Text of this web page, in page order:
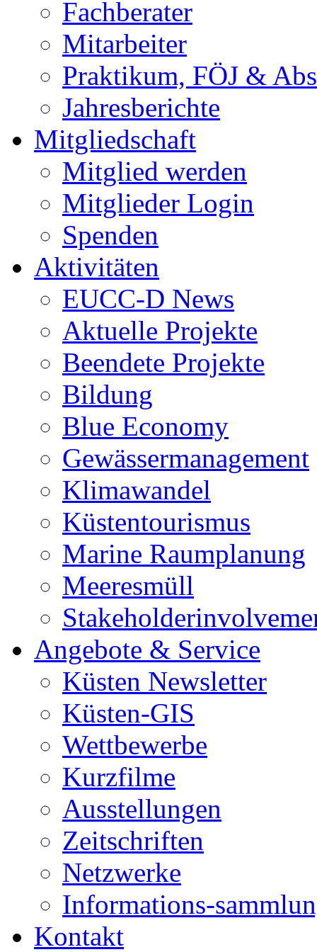
Fachberater
Mitarbeiter
Praktikum, FÖJ &
Jahresberichte
Mitgliedschaft
Mitglied werden
Mitglieder Login
Spenden
Aktivitäten
EUCC-D News
Aktuelle Projekte
Beendete Projekte
Bildung
Blue Economy
Gewässermanagement
Klimawandel
Küstentourismus
Marine Raumplanung
Meeresmüll
Angebote & Service
Küsten Newsletter
Küsten-GIS
Wettbewerbe
Kurzfilme
Ausstellungen
Zeitschriften
Netzwerke
Informations-
Kontakt